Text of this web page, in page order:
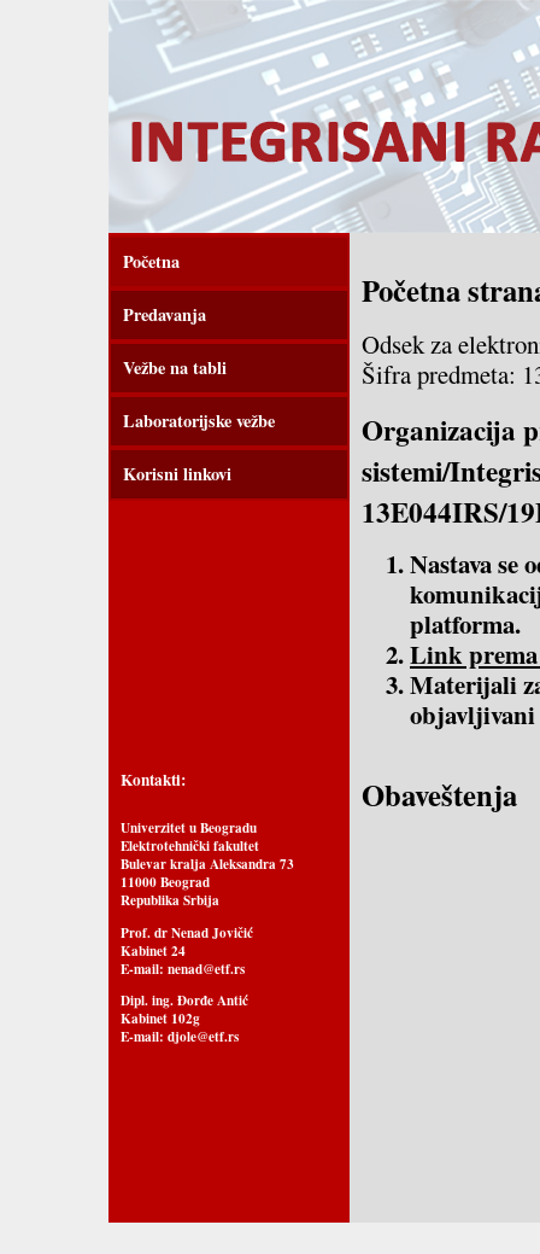
Početna
Predavanja
Vežbe na tabli
Laboratorijske vežbe
Korisni linkovi
Kontakti:
Univerzitet u Beogradu
Elektrotehnički fakultet
Bulevar kralja Aleksandra 73
11000 Beograd
Republika Srbija
Prof. dr Nenad Jovičić
Kabinet 24
E-mail: nenad@etf.rs
Dipl. ing. Đorđe Antić
Kabinet 102g
E-mail: djole@etf.rs
Početna
Odsek za
Šifra predmeta:
Organizacija
sistemi/
13E044IRS/
Nastava se
platforma.
Link prema
Materijali
objavljivani
Obaveštenja